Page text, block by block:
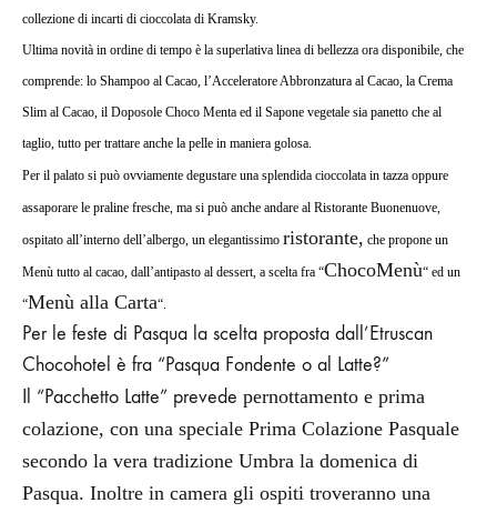
collezione di incarti di cioccolata di Kramsky.
Ultima novità in ordine di tempo è la superlativa linea di bellezza ora disponibile, che
comprende: lo Shampoo al Cacao, l’Acceleratore Abbronzatura al Cacao, la Crema
Slim al Cacao, il Doposole Choco Menta ed il Sapone vegetale sia panetto che al
taglio, tutto per trattare anche la pelle in maniera golosa.
Per il palato si può ovviamente degustare una splendida cioccolata in tazza oppure
assaporare le praline fresche, ma si può anche andare al Ristorante Buonenuove,
ospitato all’interno dell’albergo, un elegantissimo ristorante, che propone un
Menù tutto al cacao, dall’antipasto al dessert, a scelta fra “ChocoMenù“ ed un
“Menù alla Carta“.
Per le feste di Pasqua la scelta proposta dall’Etruscan
Chocohotel è fra “Pasqua Fondente o al Latte?”
Il “Pacchetto Latte” prevede pernottamento e prima
colazione, con una speciale Prima Colazione Pasquale
secondo la vera tradizione Umbra la domenica di
Pasqua. Inoltre in camera gli ospiti troveranno una